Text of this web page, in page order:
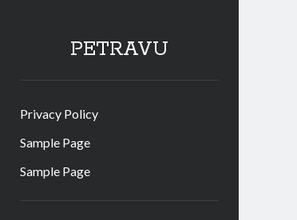
PETRAVU
Privacy Policy
Sample Page
Sample Page